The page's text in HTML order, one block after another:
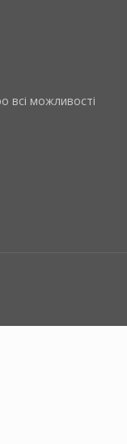
всі можливості